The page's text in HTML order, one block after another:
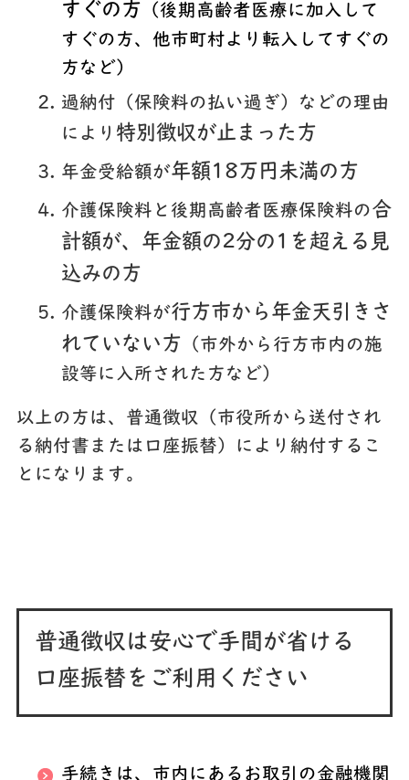
すぐの方 （後期高齢者医療に加入して
すぐの方、他市町村より転入してすぐの
方など）
過納付（保険料の払い過ぎ）などの理由
により 特別徴収が止まった方
年金受給額が年額18万円未満の方
介護保険料と後期高齢者医療保険料の合
計額が、年金額の2分の1を超える見
込みの方
介護保険料が行方市から年金天引きさ
れていない方 （市外から行方市内の施
設等に入所された方など）
以上の方は、普通徴収（市役所から送付され
る納付書または口座振替）により納付するこ
とになります。
普通徴収は安心で手間が省ける
口座振替をご利用ください
手続きは、市内にあるお取引の金融機関